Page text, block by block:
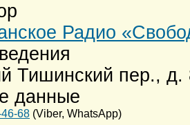
Радио
Тишинский пер., д.
данные
68 (Viber, WhatsApp)